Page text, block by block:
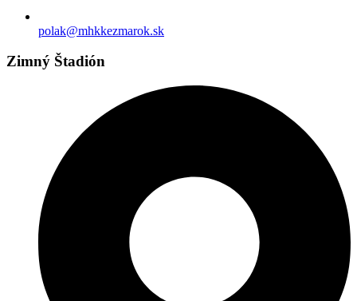
polak@mhkkezmarok.sk
Zimný Štadión